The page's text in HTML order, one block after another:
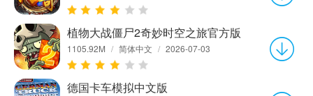
植物大战僵尸2奇妙时空之旅官方版
1105.92M / 简体中文 / 2026-07-03
德国卡车模拟中文版